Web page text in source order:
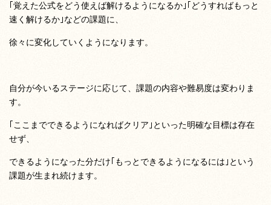
｢覚えた公式をどう使えば解けるようになるか｣｢どうすればもっと
速く解けるか｣などの課題に、
徐々に変化していくようになります。
自分が今いるステージに応じて、課題の内容や難易度は変わりま
す。
｢ここまでできるようになればクリア｣といった明確な目標は存在
せず、
できるようになった分だけ｢もっとできるようになるには｣という
課題が生まれ続けます。